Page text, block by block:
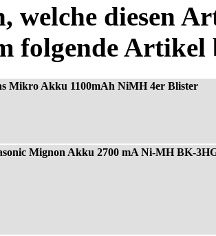
welche diesen
folgende Artikel
Mikro Akku 1100mAh NiMH 4er Blister
Mignon Akku 2700 mA Ni-MH BK-